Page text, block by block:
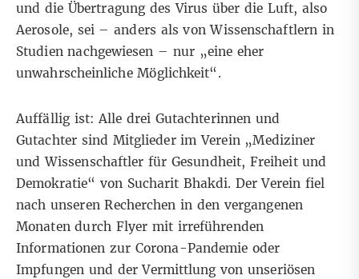
und die Übertragung des Virus über die Luft, also
Aerosole, sei – anders als vonWissenschaftlern in
Studien nachgewiesen – nur „eine eher
unwahrscheinliche Möglichkeit“.
Auffällig ist: Alle drei Gutachterinnen und
Gutachter sind Mitgliederim Verein „Mediziner
und Wissenschaftler für Gesundheit, Freiheit und
Demokratie“ von Sucharit Bhakdi. Der Verein fiel
nach unseren Recherchen in den vergangenen
Monaten durch Flyer mit irreführenden
Informationen zur Corona-Pandemie oder
Impfungen und derVermittlung von unseriösen